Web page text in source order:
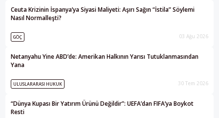
Ceuta Krizinin İspanya’ya Siyasi Maliyeti: Aşırı Sağın “İstila” Söylemi
Nasıl Normalleşti?
GÖÇ 03 Ağu 2026
Netanyahu Yine ABD’de: Amerikan Halkının Yarısı Tutuklanmasından
Yana
ULUSLARARASI HUKUK 30 Tem 2026
“Dünya Kupası Bir Yatırım Ürünü Değildir”: UEFA’dan FIFA’ya Boykot
Resti